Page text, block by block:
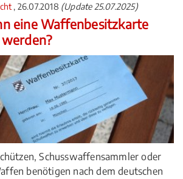
, 26.07.2018 (Update 25.07.2025)
eine Waffenbesitzkarte
Schusswaffensammler oder
benötigen nach dem deutschen